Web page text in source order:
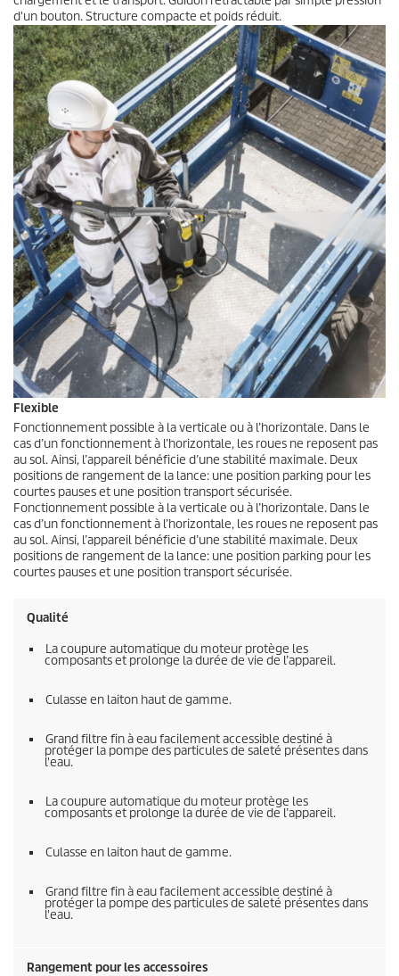
d'un bouton. Structure compacte et poids réduit.
Flexible
Fonctionnement possible à la verticale ou à l’horizontale. Dans le
cas d’un fonctionnement à l’horizontale, les roues ne reposent pas
au sol. Ainsi, l’appareil bénéficie d’une stabilité maximale. Deux
positions de rangement de la lance: une position parking pour les
courtes pauses et une position transport sécurisée.
Fonctionnement possible à la verticale ou à l’horizontale. Dans le
cas d’un fonctionnement à l’horizontale, les roues ne reposent pas
au sol. Ainsi, l’appareil bénéficie d’une stabilité maximale. Deux
positions de rangement de la lance: une position parking pour les
courtes pauses et une position transport sécurisée.
Qualité
La coupure automatique du moteur protège les
composants et prolonge la durée de vie de l’appareil.
Culasse en laiton haut de gamme.
Grand filtre fin à eau facilement accessible destiné à
protéger la pompe des particules de saleté présentes dans
l'eau.
La coupure automatique du moteur protège les
composants et prolonge la durée de vie de l’appareil.
Culasse en laiton haut de gamme.
Grand filtre fin à eau facilement accessible destiné à
protéger la pompe des particules de saleté présentes dans
l'eau.
Rangement pour les accessoires